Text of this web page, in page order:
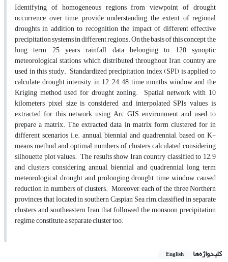
Identifying of homogeneous regions from viewpoint of drought
occurrence over time, provide understanding the extent of regional
droughts in addition to recognition the impact of different effective
precipitation systems in different regions. On the basis of this concept, the
long term 25 years rainfall data belonging to 120 synoptic
meteorological stations which distributed throughout Iran country are
used in this study. Standardized precipitation index (SPI) is applied to
calculate drought intensity, in 12, 24, 48 time months window and the
Kriging method used for drought zoning. Spatial network with 10
kilometers pixel size is considered and interpolated SPIs values is
extracted for this network using Arc GIS environment and used to
prepare a matrix. The extracted data in matrix form clustered for in
different scenarios i.e. annual, biennial and quadrennial, based on K-
means method and optimal numbers of clusters calculated considering
silhouette plot values. The results show Iran country classified to 12, 9
and clusters considering annual, biennial and quadrennial long term
meteorological drought and prolonging drought time window caused
reduction in numbers of clusters. Moreover, each of the three Northern
provinces that located in southern Caspian Sea rim, classified in separate
clusters and southeastern Iran that followed the monsoon precipitation
regime, constitute a separate cluster too.
کلیدواژه‌ها English